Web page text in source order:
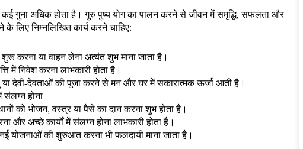
कई गुना अधिक होता है। गुरु पुष्य योग का पालन करने से जीवन में समृद्धि, सफलता और
के लिए निम्नलिखित कार्य करने चाहिए:
करना या वाहन लेना अत्यंत शुभ माना जाता है।
में निवेश करना लाभकारी होता है।
या देवी-देवताओं की पूजा करने से मन और घर में सकारात्मक ऊर्जा आती है।
संलग्न होना
को भोजन, वस्त्र या पैसे का दान करना शुभ होता है।
और अच्छे कार्यों में संलग्न होना लाभकारी होता है।
योजनाओं की शुरुआत करना भी फलदायी माना जाता है।